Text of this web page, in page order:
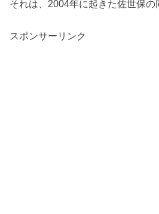
それは、2004年に起きた佐世保の
スポンサーリンク